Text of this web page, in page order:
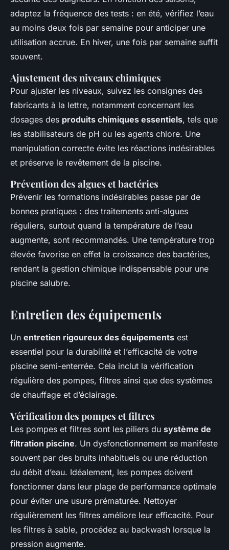
adaptez la fréquence des tests : en été, vérifiez l’eau
au moins deux fois par semaine pour anticiper une
utilisation accrue. En hiver, une fois par semaine suffit
souvent.
Ajustement des niveaux chimiques
Pour ajuster les niveaux, suivez les consignes des
fabricants à la lettre, notamment concernant les
dosages des produits chimiques essentiels, tels que
les stabilisateurs de pH ou les agents chlore. Une
manipulation correcte évite les réactions indésirables
et préserve le revêtement de la piscine.
Prévention des algues et bactéries
Prévenir les formations indésirables passe par de
bonnes pratiques : des traitements anti-algues
réguliers, surtout quand la température de l’eau
augmente, sont recommandés. Une température trop
élevée favorise en effet la croissance des bactéries,
rendant la gestion chimique indispensable pour une
piscine salubre.
Entretien des équipements
Un entretien rigoureux des équipements est
essentiel pour la durabilité et l’efficacité de votre
piscine semi-enterrée. Cela inclut la vérification
régulière des pompes, filtres ainsi que des systèmes
de chauffage et d’éclairage.
Vérification des pompes et filtres
Les pompes et filtres sont les piliers du système de
filtration piscine. Un dysfonctionnement se manifeste
souvent par des bruits inhabituels ou une réduction
du débit d’eau. Idéalement, les pompes doivent
fonctionner dans leur plage de performance optimale
pour éviter une usure prématurée. Nettoyer
régulièrement les filtres améliore leur efficacité. Pour
les filtres à sable, procédez au backwash lorsque la
pression augmente.